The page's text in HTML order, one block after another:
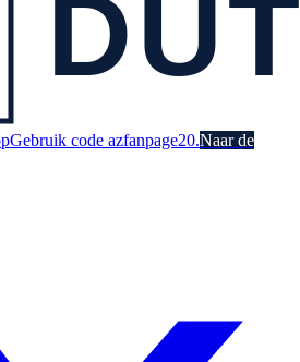
Gebruik code azfanpage20.Naar de